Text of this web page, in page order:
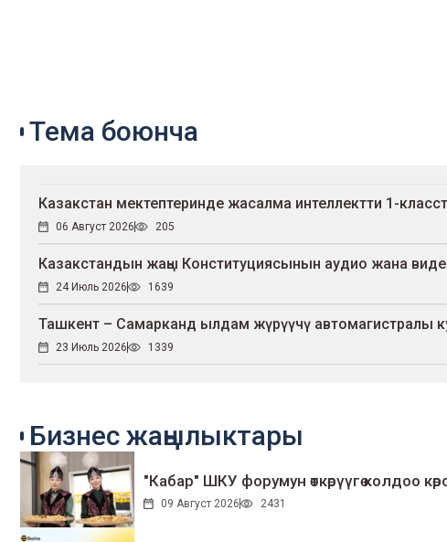
Тема боюнча
Казакстан мектептеринде жасалма интеллектти 1-
06 Август 2026 205
Казакстандын жаңы Конституциясынын аудио жана
24 Июль 2026 1639
Ташкент – Самарканд ылдам жүрүүчү автомагистралы
23 Июль 2026 1339
Бизнес жаңылыктары
"Кабар" ШКУ форумун өткөрүүгө колдоо
09 Август 2026 2431